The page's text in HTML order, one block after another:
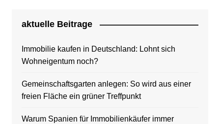
aktuelle Beitrage
Immobilie kaufen in Deutschland: Lohnt sich
Wohneigentum noch?
Gemeinschaftsgarten anlegen: So wird aus einer
freien Fläche ein grüner Treffpunkt
Warum Spanien für Immobilienkäufer immer